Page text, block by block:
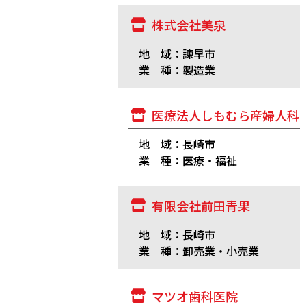
株式会社美泉
地 域：諫早市
業 種：製造業
医療法人しもむら産婦人科
地 域：長崎市
業 種：医療・福祉
有限会社前田青果
地 域：長崎市
業 種：卸売業・小売業
マツオ歯科医院